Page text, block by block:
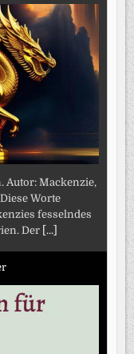
Autor: Mackenzie,
Worte
fesselndes
Der [...]